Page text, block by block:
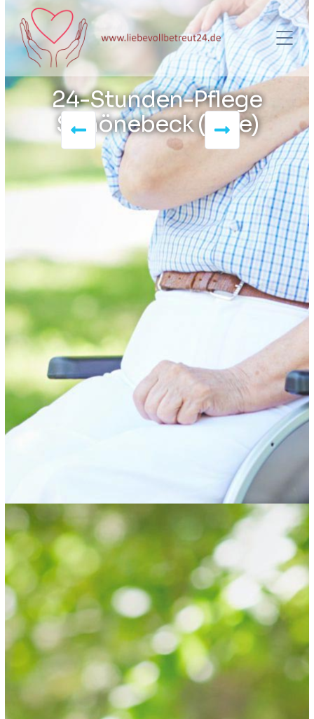
24-Stunden-Pflege
Schönebeck (Elbe)